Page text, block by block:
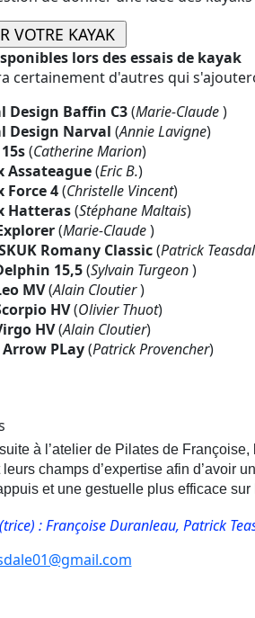
lors des essais de kayak
certainement d'autres qui
Design Baffin C3(Marie-Claude)
Design Narval (Annie Lavigne)
(Catherine Marion)
Assateague(Eric B.)
Force 4(Christelle Vincent)
Hatteras(Stéphane Maltais)
(Marie-Claude)
Romany Classic(Patrick
15,5(Sylvain Turgeon)
MV(Alain Cloutier)
HV(Olivier Thuot)
HV(Alain Cloutier)
PLay(Patrick Provencher)
à l’atelier de Pilates de
champs d’expertise afin d’avoir
et une gestuelle plus efficace sur
: Françoise Duranleau, Patrick